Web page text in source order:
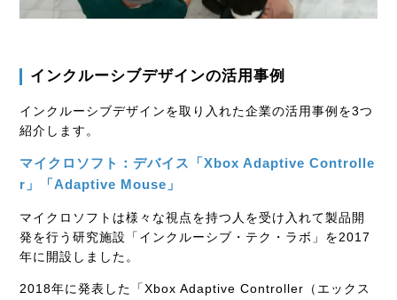
インクルーシブデザインの活用事例
インクルーシブデザインを取り入れた企業の活用事例を3つ
紹介します。
マイクロソフト：デバイス「Xbox Adaptive Controlle
r」「Adaptive Mouse」
マイクロソフトは様々な視点を持つ人を受け入れて製品開
発を行う研究施設「インクルーシブ・テク・ラボ」を2017
年に開設しました。
2018年に発表した「Xbox Adaptive Controller（エックス